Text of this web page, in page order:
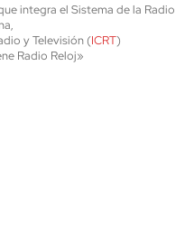
integra el Sistema de la Radio
y Televisión (ICRT)
Radio Reloj»